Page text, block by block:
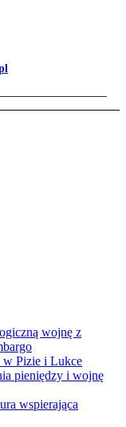
wojnę z
w Pizie i Lukce
pieniędzy i wojnę
wspierająca